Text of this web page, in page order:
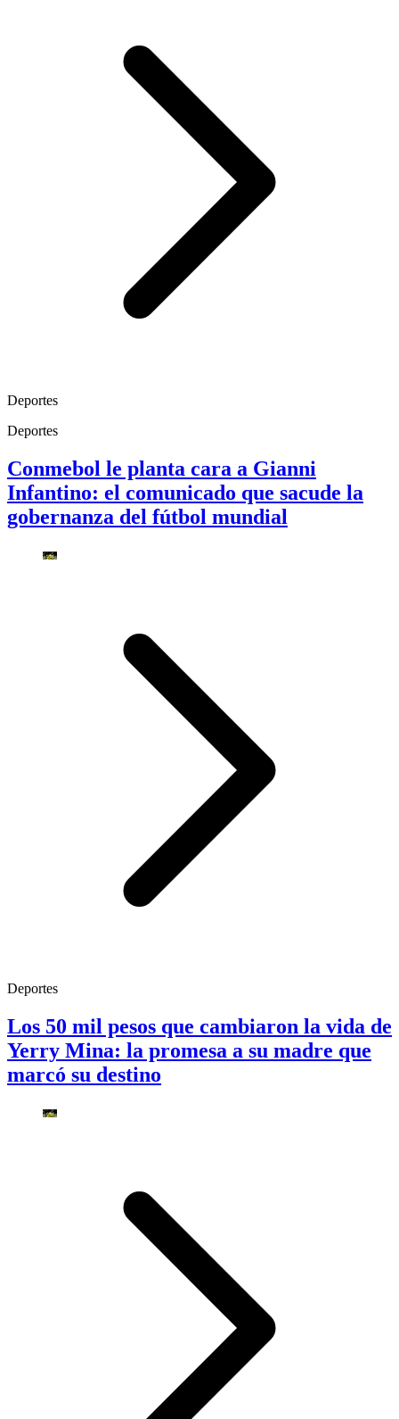
Deportes
Deportes
Conmebol le planta cara a Gianni
Infantino: el comunicado que sacude la
gobernanza del fútbol mundial
Deportes
Los 50 mil pesos que cambiaron la vida de
Yerry Mina: la promesa a su madre que
marcó su destino